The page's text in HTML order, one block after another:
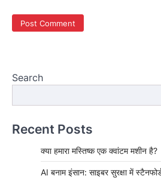
Search
Recent Posts
क्या हमारा मस्तिष्क एक क्वांटम मशीन है?
AI बनाम इंसान: साइबर सुरक्षा में